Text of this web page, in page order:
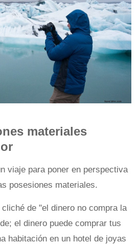
materiales
viaje para poner en perspectiva
posesiones materiales.
de "el dinero no compra la
el dinero puede comprar tus
habitación en un hotel de joyas